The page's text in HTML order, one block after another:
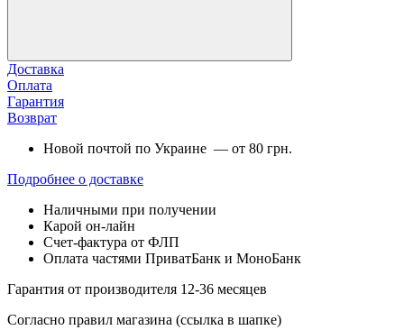
Доставка
Оплата
Гарантия
Возврат
Новой почтой по Украине — от 80 грн.
Подробнее о доставке
Наличными при получении
Карой он-лайн
Счет-фактура от ФЛП
Оплата частями ПриватБанк и МоноБанк
Гарантия от производителя 12-36 месяцев
Согласно правил магазина (ссылка в шапке)